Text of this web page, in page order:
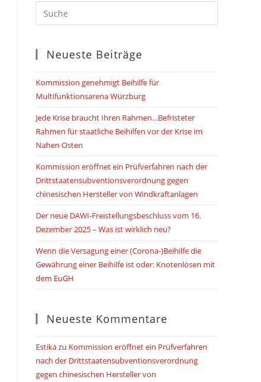
SUCHE
Neueste Beiträge
Kommission genehmigt Beihilfe für
Multifunktionsarena Würzburg
Jede Krise braucht Ihren Rahmen…Befristeter
Rahmen für staatliche Beihilfen vor der Krise im
Nahen Osten
Kommission eröffnet ein Prüfverfahren nach der
Drittstaatensubventionsverordnung gegen
chinesischen Hersteller von Windkraftanlagen
Der neue DAWI-Freistellungsbeschluss vom 16.
Dezember 2025 – Was ist wirklich neu?
Wenn die Versagung einer (Corona-)Beihilfe die
Gewährung einer Beihilfe ist oder: Knotenlösen mit
dem EuGH
Neueste Kommentare
Estikazu Kommission eröffnet ein Prüfverfahren
nach der Drittstaatensubventionsverordnung
gegen chinesischen Hersteller von